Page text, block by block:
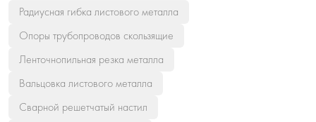
Радиусная гибка листового металла
Опоры трубопроводов скользящие
Ленточнопильная резка металла
Вальцовка листового металла
Сварной решетчатый настил